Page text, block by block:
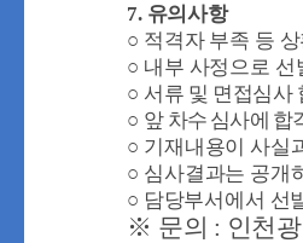
7. 유의사항
○ 적격자 부족 등
○ 내부 사정으로
○ 서류 및 면접심사
○ 앞 차수 심사에 합
○ 기재내용이 사실
○ 심사결과는 공개
○ 담당부서에서 선
※ 문의 : 인천